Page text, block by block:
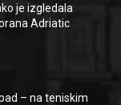
je izgledala
Adriatic
– na teniskim